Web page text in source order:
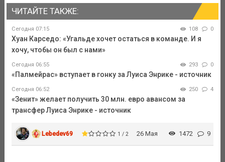
ЧИТАЙТЕ ТАКЖЕ:
Сегодня 07:15 108 0
Хуан Карседо: «Угальде хочет остаться в команде. И я
хочу, чтобы он был с нами»
Сегодня 06:55 293 0
«Палмейрас» вступает в гонку за Луиса Энрике - источник
Сегодня 06:52 250 4
«Зенит» желает получить 30 млн. евро авансом за
трансфер Луиса Энрике - источник
Lebedev69 1 / 2 26 Мая 1472 9